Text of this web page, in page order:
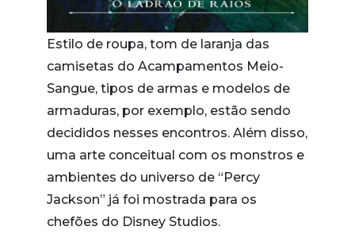
Estilo de roupa, tom de laranja das
camisetas do Acampamentos Meio-
Sangue, tipos de armas e modelos de
armaduras, por exemplo, estão sendo
decididos nesses encontros. Além disso,
uma arte conceitual com os monstros e
ambientes do universo de “Percy
Jackson” já foi mostrada para os
chefões do Disney Studios.